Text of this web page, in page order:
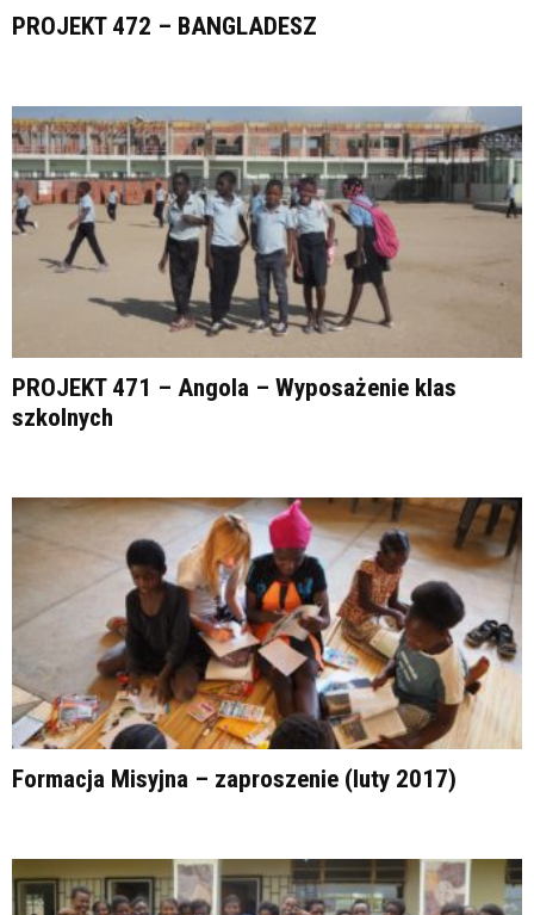
PROJEKT 472 – BANGLADESZ
PROJEKT 471 – Angola – Wyposażenie klas
szkolnych
Formacja Misyjna – zaproszenie (luty 2017)